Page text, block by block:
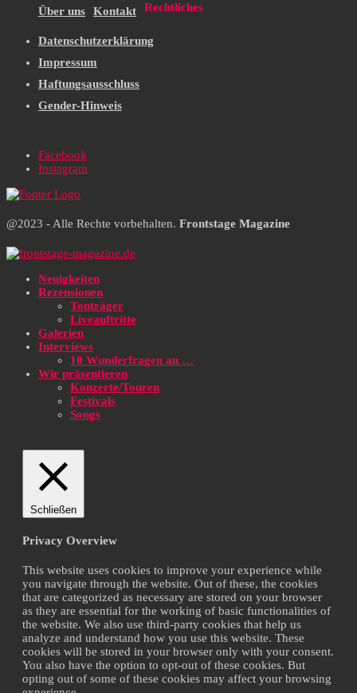
Über uns Kontakt Rechtliches
Datenschutzerklärung
Impressum
Haftungsausschluss
Gender-Hinweis
Facebook
Instagram
@2023 - Alle Rechte vorbehalten. Frontstage Magazine
Neuigkeiten
Rezensionen
Tonträger
Liveauftritte
Galerien
Interviews
10 Wunderfragen an …
Wir präsentieren
Konzerte/Touren
Festivals
Songs
Schließen
Privacy Overview
This website uses cookies to improve your experience while
you navigate through the website. Out of these, the cookies
that are categorized as necessary are stored on your browser
as they are essential for the working of basic functionalities of
the website. We also use third-party cookies that help us
analyze and understand how you use this website. These
cookies will be stored in your browser only with your consent.
You also have the option to opt-out of these cookies. But
opting out of some of these cookies may affect your browsing